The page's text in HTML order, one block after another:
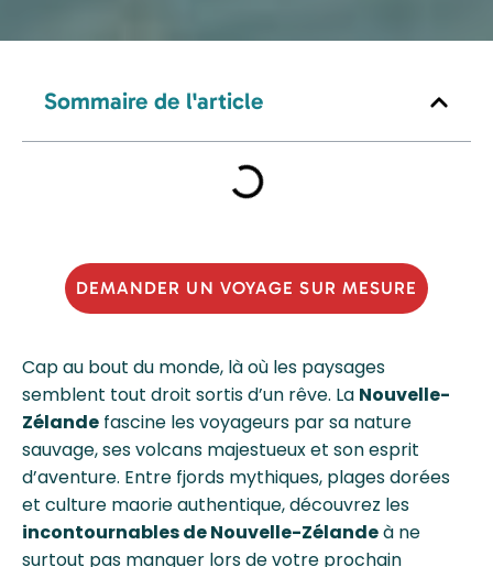
Cap au bout du monde, là où les paysages
semblent tout droit sortis d’un rêve. La Nouvelle-
Zélande fascine les voyageurs par sa nature
sauvage, ses volcans majestueux et son esprit
d’aventure. Entre fjords mythiques, plages dorées
et culture maorie authentique, découvrez les
incontournables de Nouvelle-Zélandeà ne
surtout pas manquer lors de votre prochain
Sommaire de l'article
DEMANDER UN VOYAGE SUR MESURE